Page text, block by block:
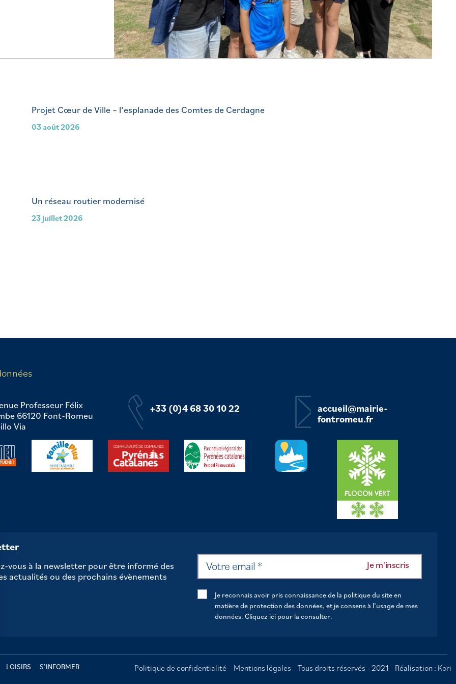
Projet Cœur de Ville – l’esplanade des Comtes de Cerdagne
03 août 2026
Un réseau routier modernisé
23 juillet 2026
Professeur Félix
66120 Font-Romeu
Via
+33 (0)4 68 30 10 22
accueil@mairie-
fontromeu.fr
vous à la newsletter pour être informé des
actualités ou des prochains évènements
Je reconnais avoir pris connaissance de la politique du site en
matière de protection des données, et je consens à l’usage de mes
données. Cliquez ici pour la consulter.
LOISIRS S’INFORMER Politique de confidentialité Mentions légales Tous droits réservés - 2021 Réalisation : Kori
paramètres de confidentialité, en garantissant la conformité avec les réglementations. Personnalisez vos